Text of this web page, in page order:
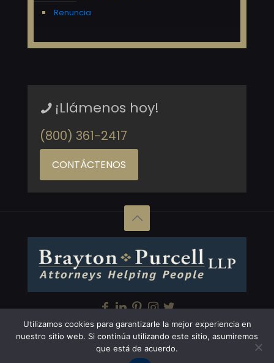
Renuncia
¡Llámenos hoy!
(800) 361-2417
CONTÁCTENOS
Copyright © Brayton Purcell LLP, 2026. All Rights
Reserved
Utilizamos cookies para garantizarle la mejor experiencia en
nuestro sitio web. Si continúa utilizando este sitio, asumiremos
que está de acuerdo.